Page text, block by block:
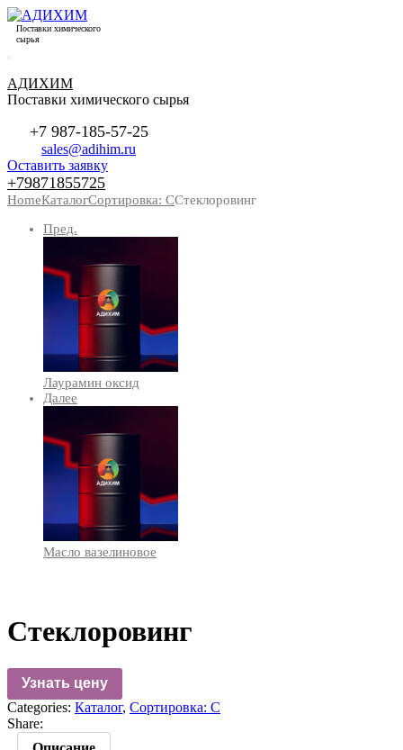
Поставки химического
сырья
АДИХИМ
Поставки химического сырья
+7 987-185-57-25
sales@adihim.ru
Оставить заявку
+79871855725
HomeКаталогСортировка: ССтеклоровинг
Пред.
Лаурамин оксид
Далее
Масло вазелиновое
Стеклоровинг
Узнать цену
Categories: Каталог, Сортировка: С
Share: